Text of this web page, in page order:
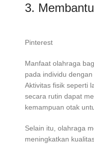
3.
Pinterest
Manfaat olahraga
pada individu
Aktivitas fisik seperti
secara rutin dapat
kemampuan otak
Selain itu, olahraga
meningkatkan